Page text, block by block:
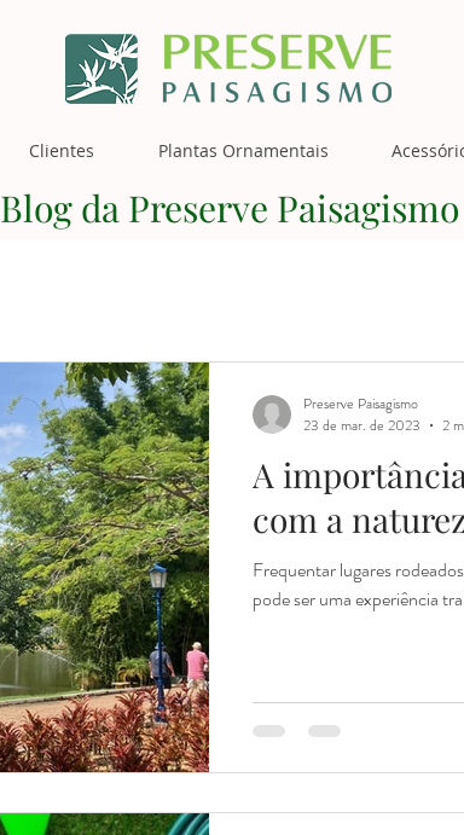
Clientes Plantas Ornamentais
Blog da Preserve Paisagismo
A
com a
Frequentar lugares
pode ser uma experiência
Preserve Paisagismo
23 de mar. de 2023
2